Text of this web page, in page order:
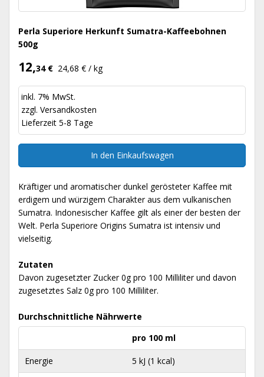
Perla Superiore Herkunft Sumatra-Kaffeebohnen
500g
12,34 € 24,68 € / kg
inkl. 7% MwSt.
zzgl. Versandkosten
Lieferzeit 5-8 Tage
In den Einkaufswagen
Kräftiger und aromatischer dunkel gerösteter Kaffee mit
erdigem und würzigem Charakter aus dem vulkanischen
Sumatra. Indonesischer Kaffee gilt als einer der besten der
Welt. Perla Superiore Origins Sumatra ist intensiv und
vielseitig.
Zutaten
Davon zugesetzter Zucker 0g pro 100 Milliliter und davon
zugesetztes Salz 0g pro 100 Milliliter.
Durchschnittliche Nährwerte
pro 100 ml
Energie 5 kJ (1 kcal)